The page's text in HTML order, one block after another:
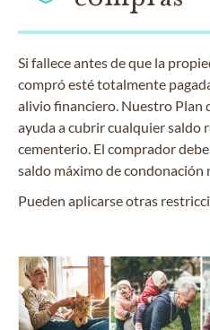
Si fallece antes de que la
compró esté totalmente
alivio financiero. Nuestro Plan
ayuda a cubrir cualquier saldo
cementerio. El comprador
saldo máximo de condonación
Pueden aplicarse otras